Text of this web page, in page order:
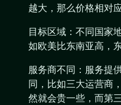
越大，那么价格相对
目标区域：不同国家
如欧美比东南亚高，
服务商不同：服务提
同，比如三大运营商
然就会贵一些，而第